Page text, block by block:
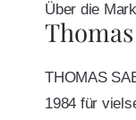
Über die
THOMAS
1984 für